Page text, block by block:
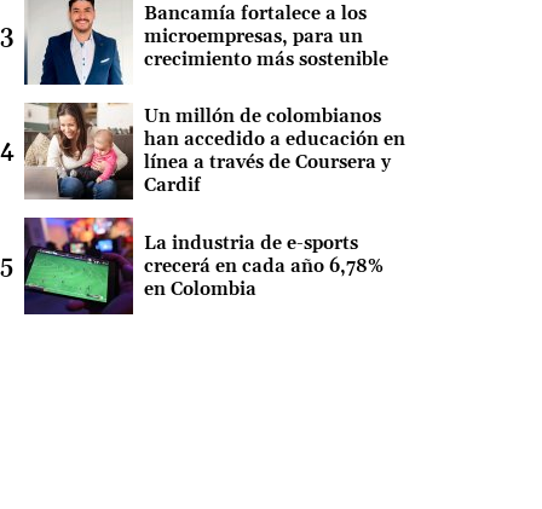
Bancamía fortalece a los
microempresas, para un
crecimiento más sostenible
Un millón de colombianos
han accedido a educación en
línea a través de Coursera y
Cardif
La industria de e-sports
crecerá en cada año 6,78%
en Colombia